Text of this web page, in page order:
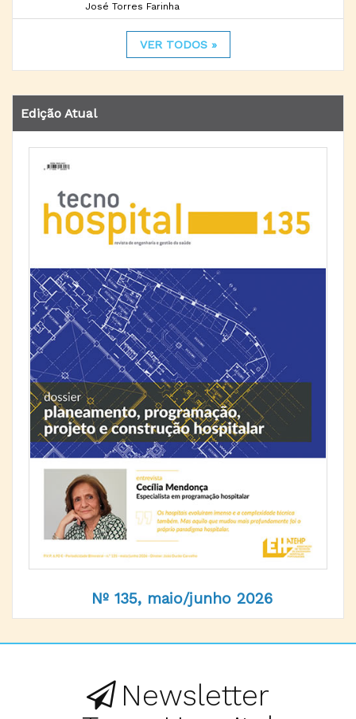
José Torres Farinha
VER TODOS »
Edição Atual
Nº 135, maio/junho 2026
Newsletter